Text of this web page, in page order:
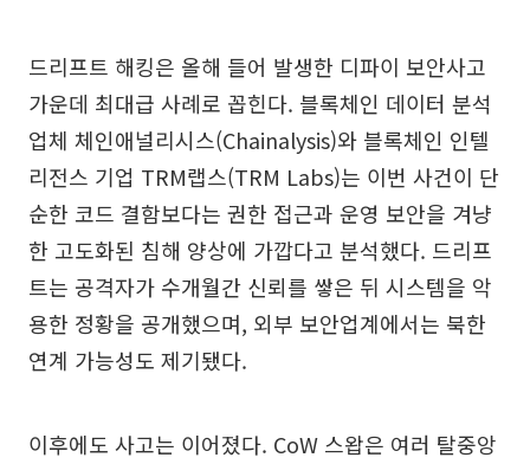
드리프트 해킹은 올해 들어 발생한 디파이 보안사고
가운데 최대급 사례로 꼽힌다. 블록체인 데이터 분석
업체 체인애널리시스(Chainalysis)와 블록체인 인텔
리전스 기업 TRM랩스(TRM Labs)는 이번 사건이 단
순한 코드 결함보다는 권한 접근과 운영 보안을 겨냥
한 고도화된 침해 양상에 가깝다고 분석했다. 드리프
트는 공격자가 수개월간 신뢰를 쌓은 뒤 시스템을 악
용한 정황을 공개했으며, 외부 보안업계에서는 북한
연계 가능성도 제기됐다.
이후에도 사고는 이어졌다. CoW 스왑은 여러 탈중앙